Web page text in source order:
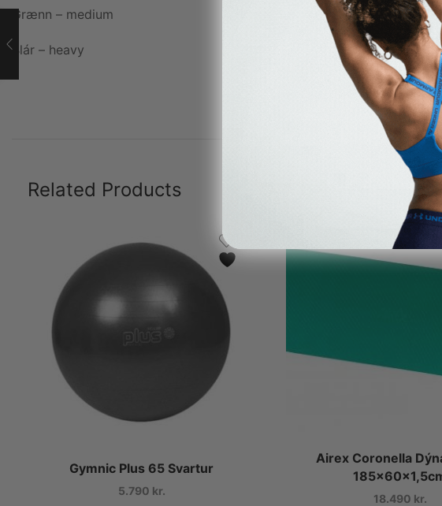
Grænn – medium
Blár – heavy
Related Products
Gymnic Plus 65 Svartur
5.790 kr.
Airex Coronella
18.490 kr.